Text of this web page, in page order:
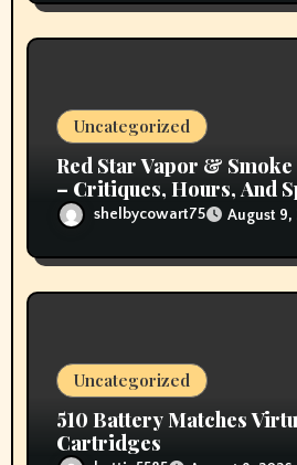
Uncategorized
Red Star Vapor &
– Critiques, Hours, And
Detailsshelbycowart75 August 9,
Uncategorized
510 Battery Matches
Cartridges